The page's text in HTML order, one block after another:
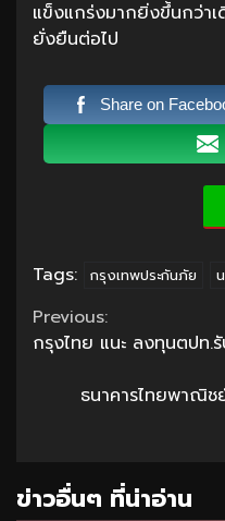
แข็งแกร่งมากยิ่งขึ้นกว่า
ยั่งยืนต่อไป
Share on
Tags: กรุงเทพประกันภัย
Continue
Reading
Previous:
กรุงไทย แนะ ลงทุนตปท.
ธนาคารไทยพาณิช
ข่าวอื่นๆ ที่น่าอ่าน